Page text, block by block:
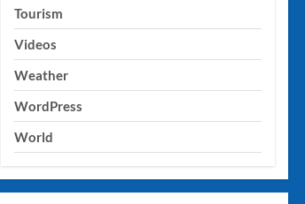
Tourism
Videos
Weather
WordPress
World